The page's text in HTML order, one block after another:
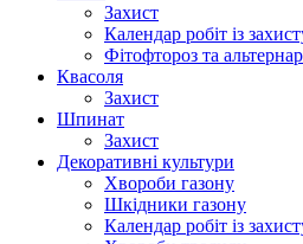
Захист
Календар робіт із
Фітофтороз та
Квасоля
Захист
Шпинат
Захист
Декоративні культури
Хвороби газону
Шкідники газону
Календар робіт із